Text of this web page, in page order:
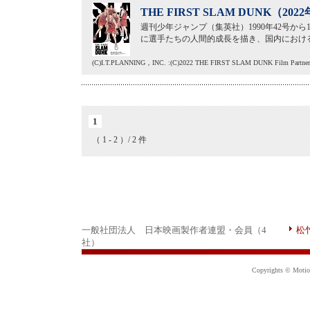
THE FIRST SLAM DUNK（2022
週刊少年ジャンプ（集英社）1990年42号か
に選手たちの人間的成長を描き、国内にお
(C)I.T.PLANNING，INC. :(C)2022 THE FIRST SLAM DUNK Film
1
（ 1 - 2 ）/ 2 件
一般社団法人 日本映画製作者連盟・会員（4
社）
松
Copyrights ©